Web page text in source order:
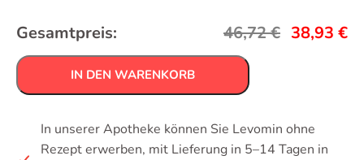
Gesamtpreis: 46,72€ 38,93 €
IN DEN WARENKORB
In unserer Apotheke können Sie Levomin ohne
Rezept erwerben, mit Lieferung in 5–14 Tagen in